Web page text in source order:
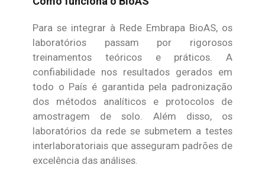
Para se integrar à Rede Embrapa BioAS, os
laboratórios passam por rigorosos
treinamentos teóricos e práticos. A
confiabilidade nos resultados gerados em
todo o País é garantida pela padronização
dos métodos analíticos e protocolos de
amostragem de solo. Além disso, os
laboratórios da rede se submetem a testes
interlaboratoriais que asseguram padrões de
excelência das análises.